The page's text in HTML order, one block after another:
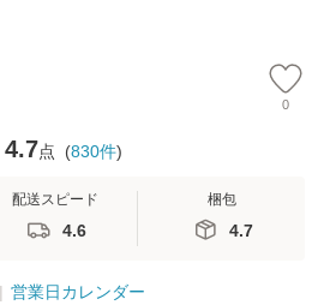
0
4.7点 (830件)
配送スピード
4.6
梱包
4.7
営業日カレンダー